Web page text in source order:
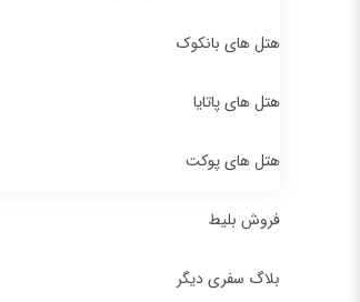
هتل های بانکوک
هتل های پاتایا
هتل های پوکت
فروش بلیط
بلاگ سفری دیگر